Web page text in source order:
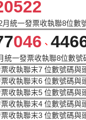
月統一發票收執聯8位數
046 、
統一發票收執聯8位數
收執聯末7 位數號碼與
收執聯末6 位數號碼與
收執聯末5 位數號碼與
收執聯末4 位數號碼與
收執聯末3 位數號碼與